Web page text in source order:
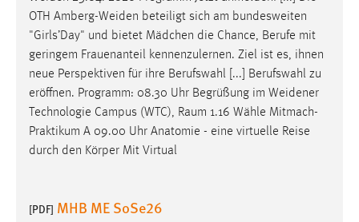
OTH Amberg-Weiden beteiligt sich am bundesweiten
"Girls’Day" und bietet Mädchen die Chance, Berufe mit
geringem Frauenanteil kennenzulernen. Ziel ist es, ihnen
neue Perspektiven für ihre Berufswahl [...] Berufswahl zu
eröffnen. Programm: 08.30 Uhr Begrüßung im Weidener
Technologie Campus (WTC), Raum 1.16 Wähle Mitmach-
Praktikum A 09.00 Uhr Anatomie - eine virtuelle Reise
durch den Körper Mit Virtual
[PDF] MHB ME SoSe26
Vimeo